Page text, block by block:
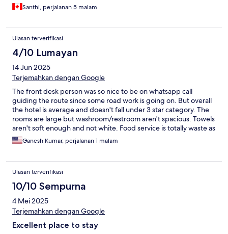
Santhi, perjalanan 5 malam
Ulasan terverifikasi
4/10 Lumayan
14 Jun 2025
Terjemahkan dengan Google
The front desk person was so nice to be on whatsapp call
guiding the route since some road work is going on. But overall
the hotel is average and doesn't fall under 3 star category. The
rooms are large but washroom/restroom aren't spacious. Towels
aren't soft enough and not white. Food service is totally waste as
they weren't nearby. We need to walk 5 to 10 mnts.
Ganesh Kumar, perjalanan 1 malam
Ulasan terverifikasi
10/10 Sempurna
4 Mei 2025
Terjemahkan dengan Google
Excellent place to stay